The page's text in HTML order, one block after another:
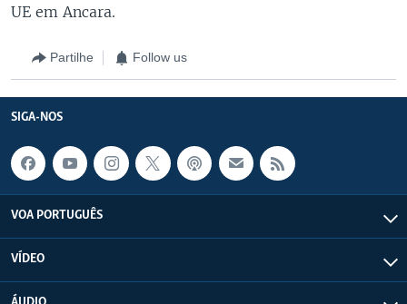
UE em Ancara.
Partilhe Follow us
SIGA-NOS
VOA PORTUGUÊS
VÍDEO